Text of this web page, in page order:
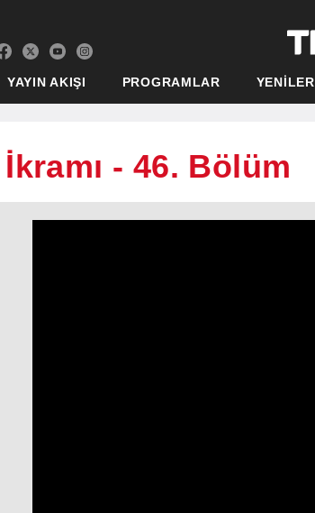
YAYIN AKIŞI PROGRAMLAR YENİLER
- 46. Bölüm